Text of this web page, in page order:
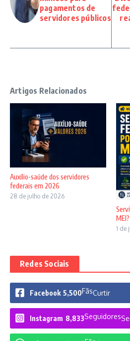
pagamentos de
servidores públicos
Artigos Relacionados
Auxílio-saúde dos servidores
federais em 2026
28 de julho de 2026
MEI?
1 de
Redes Sociais
Facebook 5,500FãsCurtir
Instagram 8,833Seguidores